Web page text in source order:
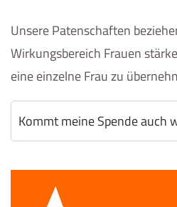
Unsere Patenschaften
Wirkungsbereich Frauen
eine einzelne Frau zu
Kommt meine Spende auch